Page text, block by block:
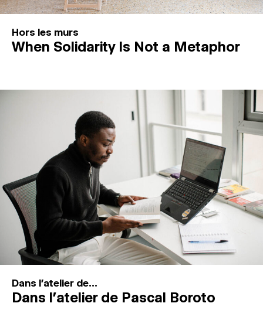
Hors les murs
When Solidarity Is Not a Metaphor
Dans l'atelier de...
Dans l’atelier de Pascal Boroto